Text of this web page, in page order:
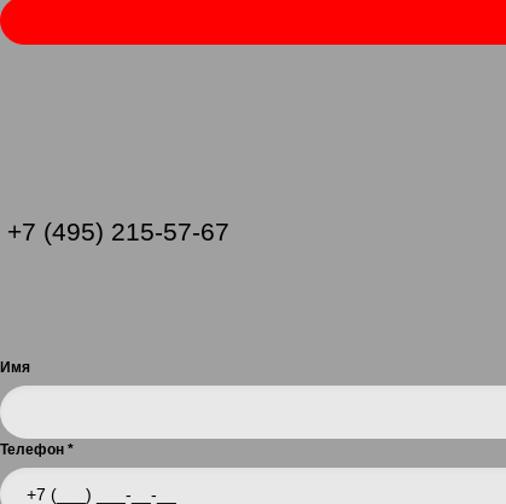
+7 (495) 215-57-67
Имя
Телефон *